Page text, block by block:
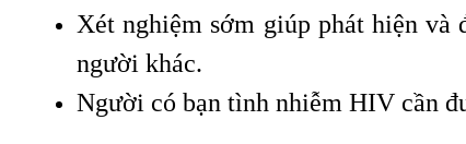
Xét nghiệm sớm giúp phát hiện
người khác.
Người có bạn tình nhiễm HIV cần